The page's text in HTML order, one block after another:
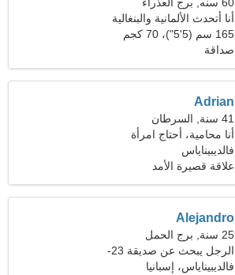
أنا أتحدث الألمانية والبنغالية
165 سم (5'5")، 70 كجم
(154 رطلا)
صداقة
Adrian
41 سنة, السرطان
أنا محامية، أحتاج امرأة
رشيقة
فالديبيناياس
علاقة قصيرة الأمد
Alejandro
25 سنة, برج الحمل
الرجل يبحث عن صديقة 23-
28
فالديبيناياس، إسبانيا